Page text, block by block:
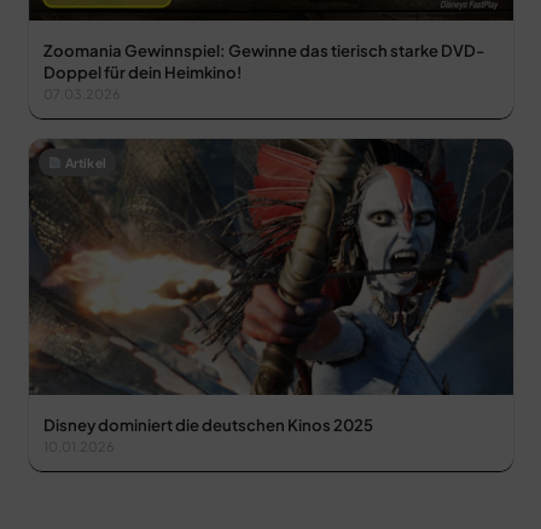
Zoomania Gewinnspiel: Gewinne das tierisch starke DVD-
Doppel für dein Heimkino!
Artikel
Disney dominiert die deutschen Kinos 2025